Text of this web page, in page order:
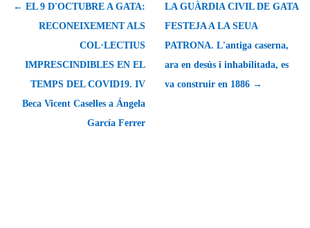
← EL 9 D'OCTUBRE A GATA:
RECONEIXEMENT ALS
COL·LECTIUS
IMPRESCINDIBLES EN EL
TEMPS DEL COVID19. IV
Beca Vicent Caselles a Ángela
García Ferrer
LA GUÀRDIA CIVIL DE GATA
FESTEJA A LA SEUA
PATRONA. L'antiga caserna,
ara en desús i inhabilitada, es
va construir en 1886 →